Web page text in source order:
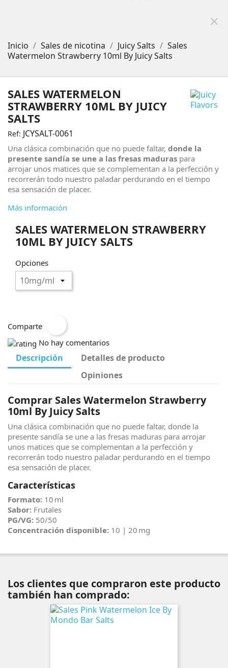
close
Inicio Sales de nicotina Juicy Salts
Sales
Watermelon Strawberry 10ml By Juicy Salts
SALES WATERMELON
STRAWBERRY 10ML BY JUICY
SALTS
Ref: JCYSALT-0061
Una clásica combinación que no puede faltar, donde la
presente sandía se une a las fresas maduras para
arrojar unos matices que se complementan a la perfección y
recorrerán todo nuestro paladar perdurando en el tiempo
esa sensación de placer.
Más información
SALES WATERMELON STRAWBERRY
10ML BY JUICY SALTS
Opciones
Comparte
No hay comentarios
Descripción
Detalles de producto
Opiniones
Comprar Sales Watermelon Strawberry
10ml By Juicy Salts
Una clásica combinación que no puede faltar, donde la
presente sandía se une a las fresas maduras para arrojar
unos matices que se complementan a la perfección y
recorrerán todo nuestro paladar perdurando en el tiempo
esa sensación de placer.
Características
Formato: 10 ml
Sabor: Frutales
PG/VG: 50/50
Concentración disponible: 10 | 20 mg
Los clientes que compraron este producto
también han comprado: